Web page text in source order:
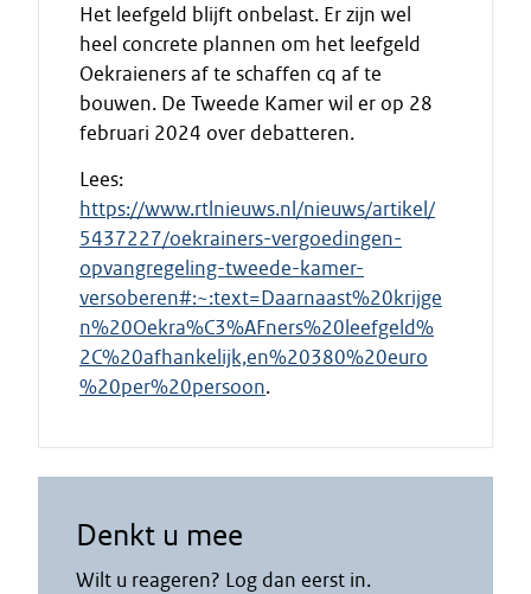
Het leefgeld blijft onbelast. Er zijn wel
heel concrete plannen om het leefgeld
Oekraieners af te schaffen cq af te
bouwen. De Tweede Kamer wil er op 28
februari 2024 over debatteren.
Lees:
https://www.rtlnieuws.nl/nieuws/artikel/
5437227/oekrainers-vergoedingen-
opvangregeling-tweede-kamer-
versoberen#:~:text=Daarnaast%20krijge
n%20Oekra%C3%AFners%20leefgeld%
2C%20afhankelijk,en%20380%20euro
%20per%20persoon.
Denkt u mee
Wilt u reageren? Log dan eerst in.